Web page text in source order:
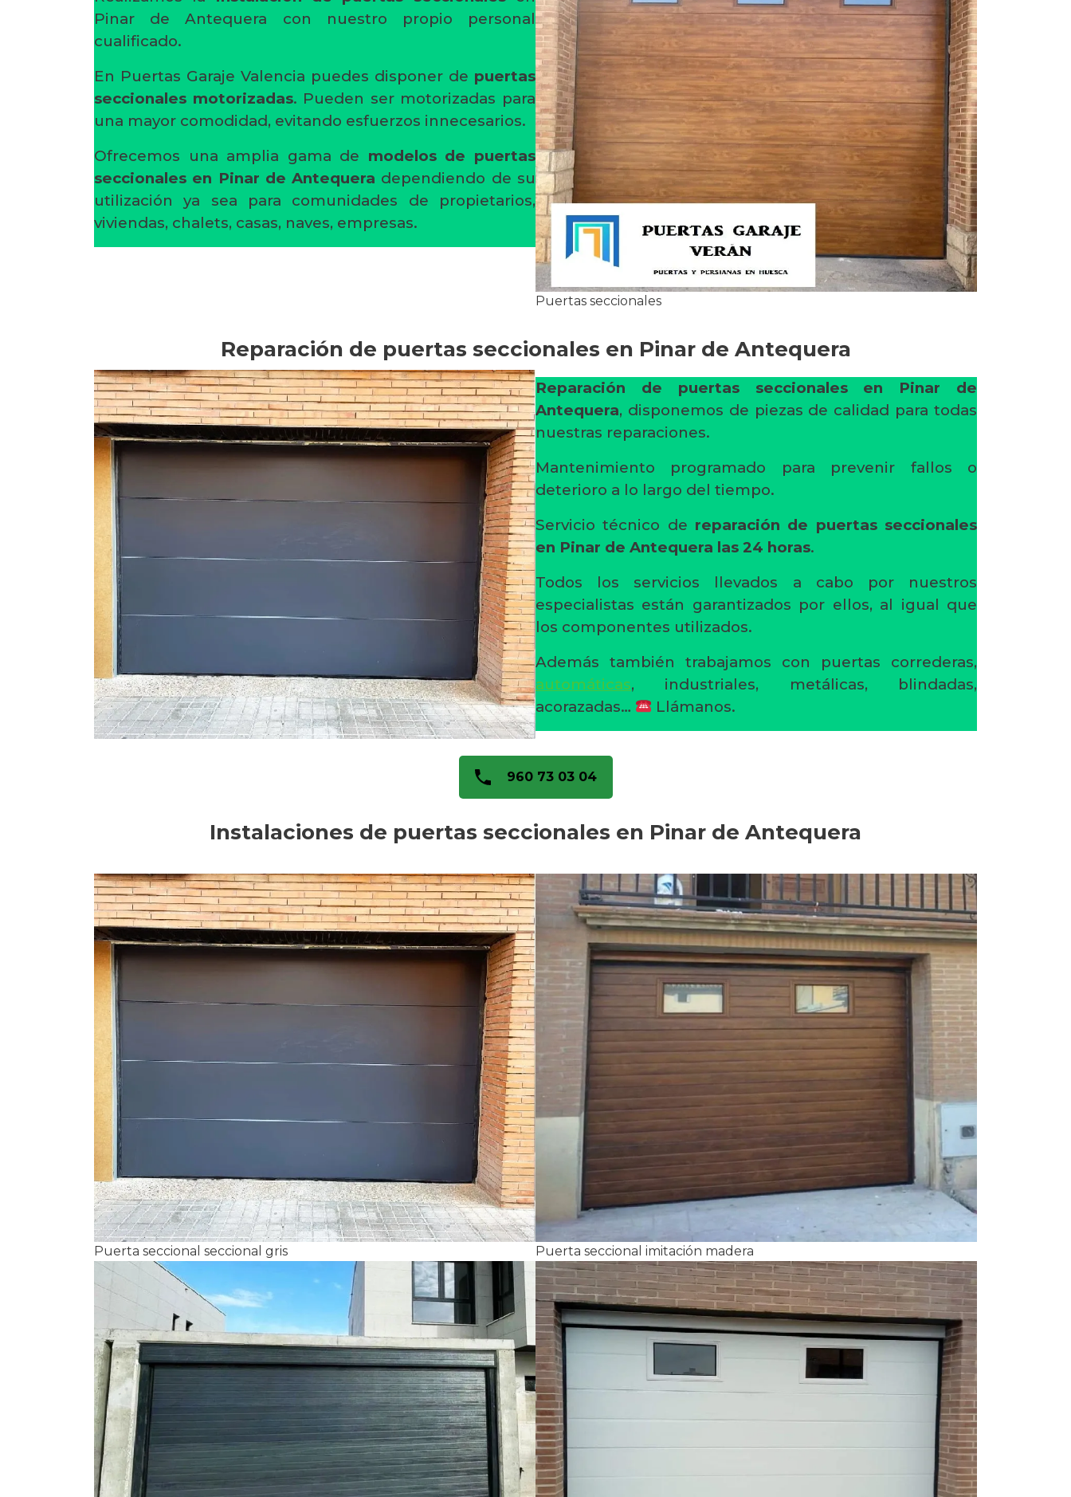
Pinar de Antequera con nuestro propio personal
cualificado.
En Puertas Garaje Valencia puedes disponer de puertas
seccionales motorizadas. Pueden ser motorizadas para
una mayor comodidad, evitando esfuerzos innecesarios.
Ofrecemos una amplia gama de modelos de puertas
seccionales en Pinar de Antequera dependiendo de su
utilización ya sea para comunidades de propietarios,
viviendas, chalets, casas, naves, empresas.
Puertas seccionales
Reparación de puertas seccionales en Pinar de Antequera
Reparación de puertas seccionales en Pinar de
Antequera, disponemos de piezas de calidad para todas
nuestras reparaciones.
Mantenimiento programado para prevenir fallos o
deterioro a lo largo del tiempo.
Servicio técnico de reparación de puertas seccionales
en Pinar de Antequera las 24 horas.
Todos los servicios llevados a cabo por nuestros
especialistas están garantizados por ellos, al igual que
los componentes utilizados.
Además también trabajamos con puertas correderas,
automáticas, industriales, metálicas, blindadas,
acorazadas…
Llámanos.
960 73 03 04
Instalaciones de puertas seccionales en Pinar de Antequera
Puerta seccional seccional gris Puerta seccional imitación madera